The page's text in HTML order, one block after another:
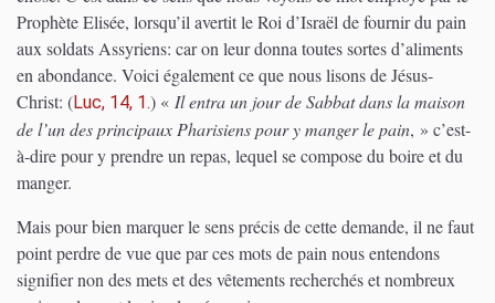
Prophète Elisée, lorsqu’il avertit le Roi d’Israël de fournir du pain
aux soldats Assyriens: car on leur donna toutes sortes d’aliments
en abondance. Voici également ce que nous lisons de Jésus-
Christ: (Luc, 14, 1.) « Il entra un jour de Sabbat dans la maison
de l’un des principaux Pharisiens pour y manger le pain, » c’est-
à-dire pour y prendre un repas, lequel se compose du boire et du
manger.
Mais pour bien marquer le sens précis de cette demande, il ne faut
point perdre de vue que par ces mots de pain nous entendons
signifier non des mets et des vêtements recherchés et nombreux